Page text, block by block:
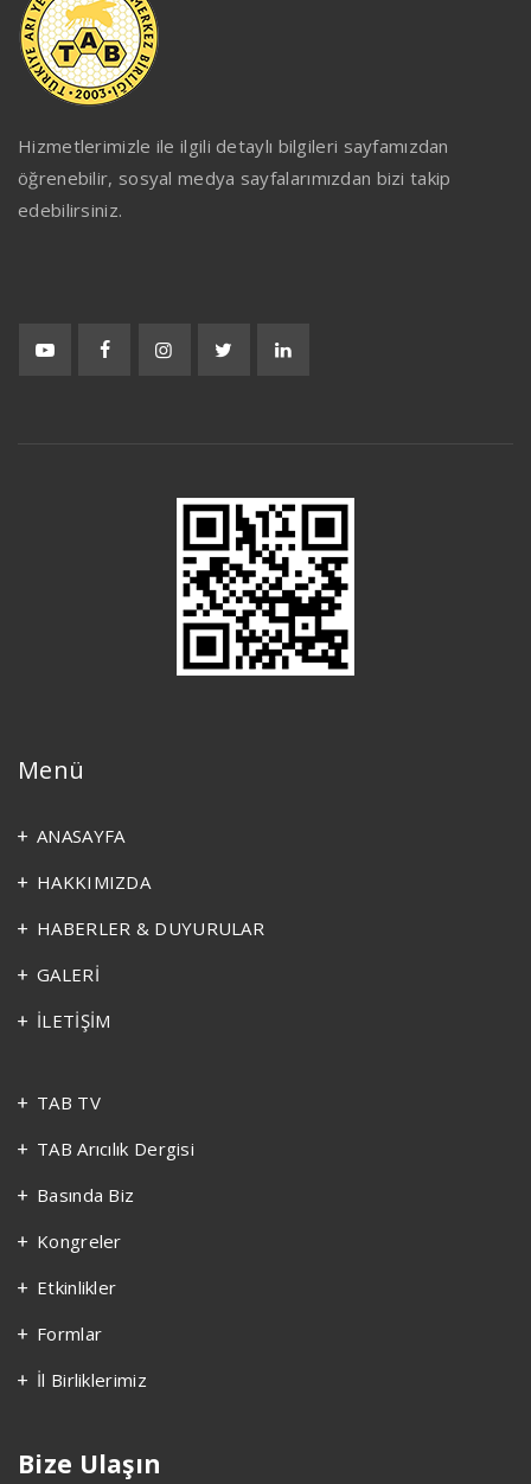
Hizmetlerimizle ile ilgili detaylı bilgileri sayfamızdan
öğrenebilir, sosyal medya sayfalarımızdan bizi takip
edebilirsiniz.
Menü
ANASAYFA
HAKKIMIZDA
HABERLER & DUYURULAR
GALERİ
İLETİŞİM
TAB TV
TAB Arıcılık Dergisi
Basında Biz
Kongreler
Etkinlikler
Formlar
İl Birliklerimiz
Bize Ulaşın